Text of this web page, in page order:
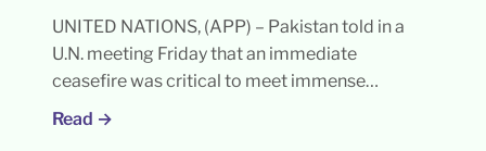
UNITED NATIONS, (APP) – Pakistan told in a
U.N. meeting Friday that an immediate
ceasefire was critical to meet immense…
Read →